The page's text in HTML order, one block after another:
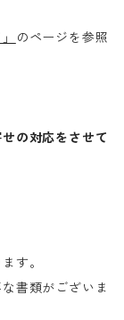
のページを参照
の対応をさせて
す。
書類がございま